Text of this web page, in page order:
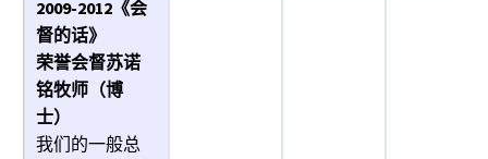
2009-2012《会
督的话》
荣誉会督苏诺
铭牧师（博
士）
我们的一般总